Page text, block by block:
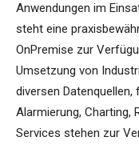
Anwendungen im
steht eine
OnPremise zur
Umsetzung von
diversen Datenquellen,
Alarmierung, Charting,
Services stehen zur